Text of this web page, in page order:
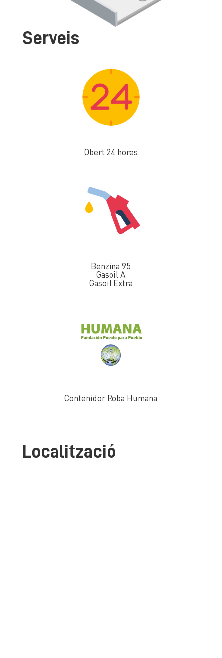
Serveis
Obert 24 hores
Benzina 95
Gasoil A
Gasoil Extra
Contenidor Roba Humana
Localització